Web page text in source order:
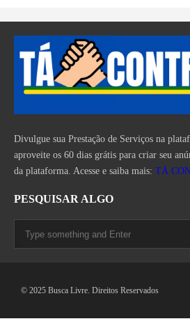
Divulgue sua Prestação de Serviços na
aproveite os 60 dias grátis para criar seu
da plataforma. Acesse e saiba mais: TÁ
PESQUISAR ALGO
© 2025 Busca Livre. Direitos Reservados